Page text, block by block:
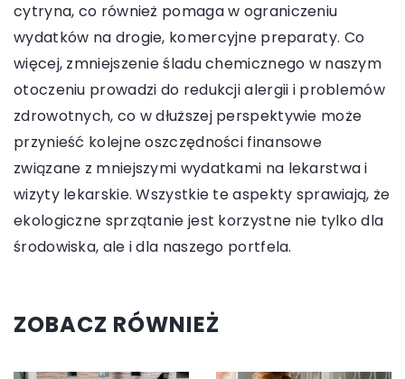
cytryna, co również pomaga w ograniczeniu
wydatków na drogie, komercyjne preparaty. Co
więcej, zmniejszenie śladu chemicznego w naszym
otoczeniu prowadzi do redukcji alergii i problemów
zdrowotnych, co w dłuższej perspektywie może
przynieść kolejne oszczędności finansowe
związane z mniejszymi wydatkami na lekarstwa i
wizyty lekarskie. Wszystkie te aspekty sprawiają, że
ekologiczne sprzątanie jest korzystne nie tylko dla
środowiska, ale i dla naszego portfela.
ZOBACZ RÓWNIEŻ